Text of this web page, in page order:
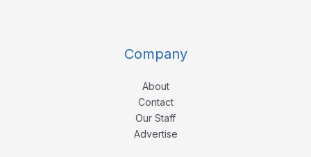
Company
About
Contact
Our Staff
Advertise